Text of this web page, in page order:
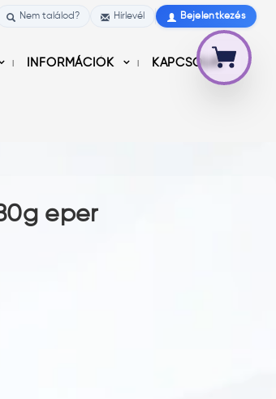
Nem találod? Hírlevél Bejelentkezés
INFORMÁCIÓK KAPCSOLAT
eper